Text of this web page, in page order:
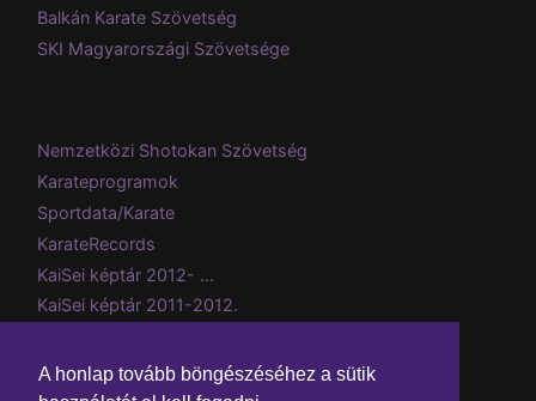
A honlap tovább böngészéséhez a sütik
Balkán Karate Szövetség
SKI Magyarországi Szövetsége
Nemzetközi Shotokan Szövetség
Karateprogramok
Sportdata/Karate
KarateRecords
KaiSei képtár 2012- ...
KaiSei képtár 2011-2012.
Evezzvelem